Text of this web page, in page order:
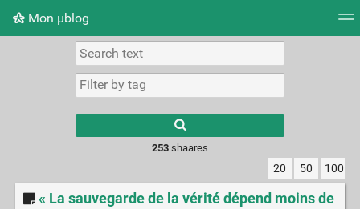
Mon μblog
Picture wall
results.
253shaares
20 50 100
« La sauvegarde de la vérité dépend moins de